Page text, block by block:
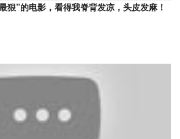
狠”的电影，看得我脊背发凉，头皮发麻！